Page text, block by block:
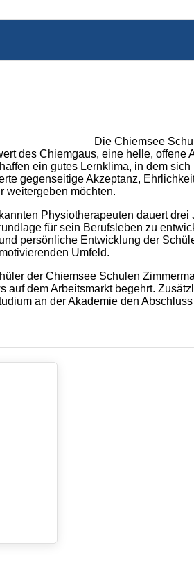
Die Chiemsee
des Chiemgaus, eine helle, offene
ein gutes Lernklima, in dem
gegenseitige Akzeptanz,
weitergeben möchten.
Physiotherapeuten dauert
für sein Berufsleben zu
persönliche Entwicklung der
Umfeld.
der Chiemsee Schulen
auf dem Arbeitsmarkt begehrt.
an der Akademie den